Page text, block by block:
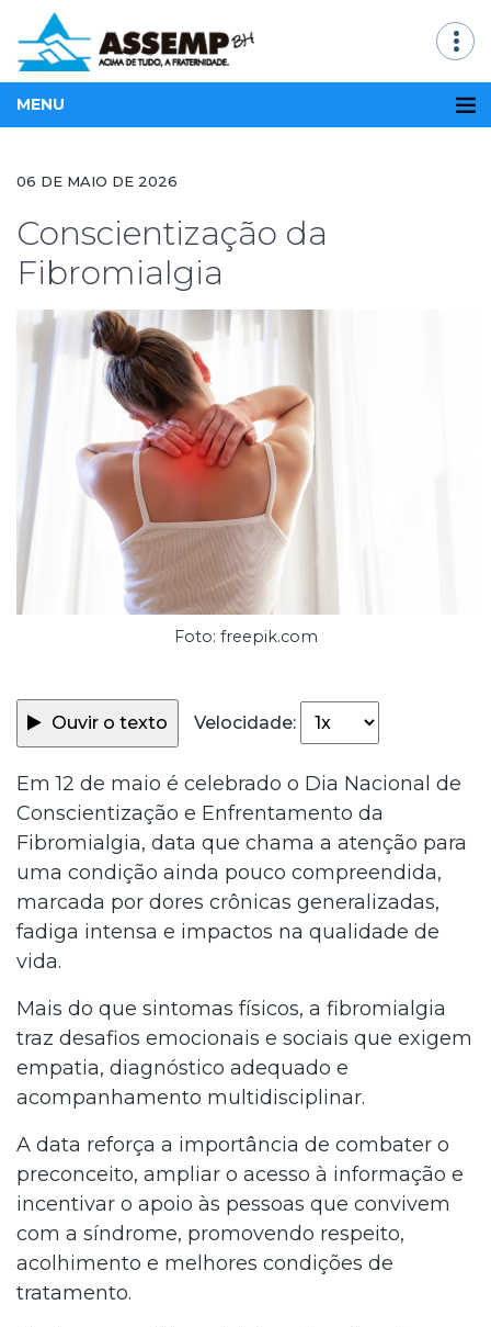
MENU
06 DE MAIO DE 2026
Conscientização da
Fibromialgia
Foto: freepik.com
Ouvir o texto Velocidade:
Em 12 de maio é celebrado o Dia Nacional de
Conscientização e Enfrentamento da
Fibromialgia, data que chama a atenção para
uma condição ainda pouco compreendida,
marcada por dores crônicas generalizadas,
fadiga intensa e impactos na qualidade de
vida.
Mais do que sintomas físicos, a fibromialgia
traz desafios emocionais e sociais que exigem
empatia, diagnóstico adequado e
acompanhamento multidisciplinar.
A data reforça a importância de combater o
preconceito, ampliar o acesso à informação e
incentivar o apoio às pessoas que convivem
com a síndrome, promovendo respeito,
acolhimento e melhores condições de
tratamento.